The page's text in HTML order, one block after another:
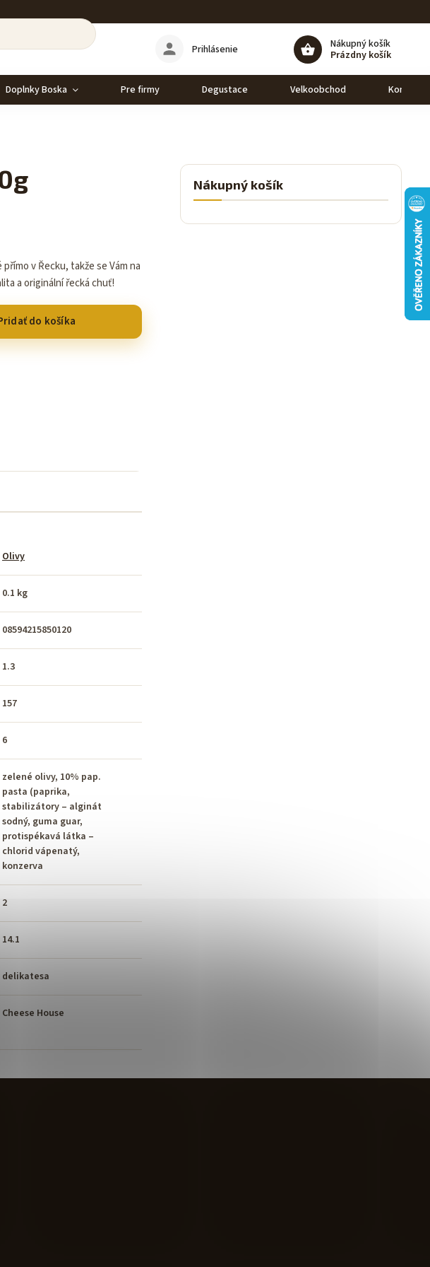
Nákupný košík
Prázdny košík
Prihlásenie
Doplnky Boska Pre firmy Degustace Velkoobchod Kontakt
Nákupný košík
do košíka
v Řecku, takže se Vám na
a originální řecká chuť!
Olivy
0.1 kg
08594215850120
1.3
157
6
zelené olivy, 10% pap.
pasta (paprika,
stabilizátory – alginát
sodný, guma guar,
protispékavá látka –
chlorid vápenatý,
konzerva
2
14.1
delikatesa
Cheese House